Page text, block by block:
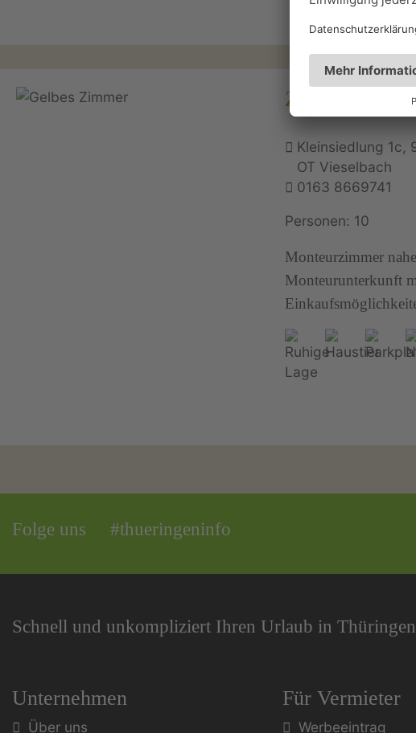
Kleinsiedlung 1c,
OT Vieselbach
0163 8669741
Personen: 10
Monteurzimmer
Monteurunterkunft
Folge uns #thueringeninfo
Schnell und unkompliziert Ihren Urlaub in
Unternehmen
Über uns
Für Vermieter
Werbeeintrag